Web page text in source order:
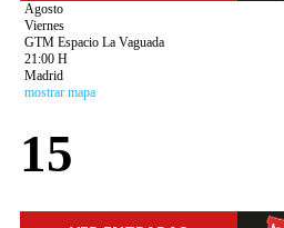
Agosto
Viernes
GTM Espacio La Vaguada
21:00 H
Madrid
mostrar mapa
15